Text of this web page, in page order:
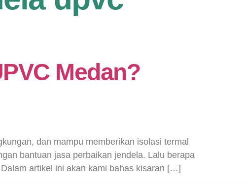
Medan?
dan mampu memberikan isolasi termal
bantuan jasa perbaikan jendela. Lalu berapa
artikel ini akan kami bahas kisaran […]